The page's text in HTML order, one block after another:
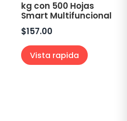
kg con 500 Hojas
Smart Multifuncional
$157.00
Vista rapida